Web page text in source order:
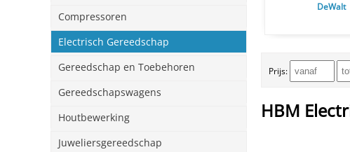
Compressoren
Electrisch Gereedschap
Gereedschap en Toebehoren
Gereedschapswagens
Houtbewerking
Juweliersgereedschap
DeWalt
Prijs:
HBM